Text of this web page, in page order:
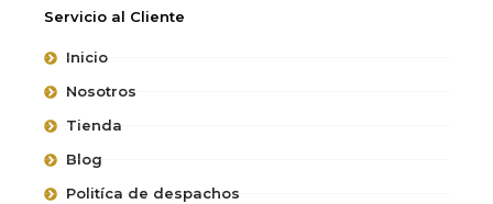
Servicio al Cliente
Inicio
Nosotros
Tienda
Blog
Politíca de despachos